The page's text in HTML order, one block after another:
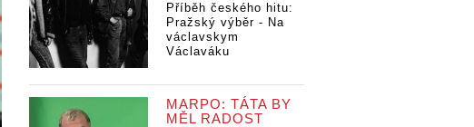
Příběh českého hitu:
Pražský výběr - Na
václavskym
Václaváku
MARPO: TÁTA BY
MĚL RADOST